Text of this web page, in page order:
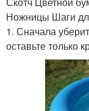
Ножницы Шаги
1. Сначала
оставьте только